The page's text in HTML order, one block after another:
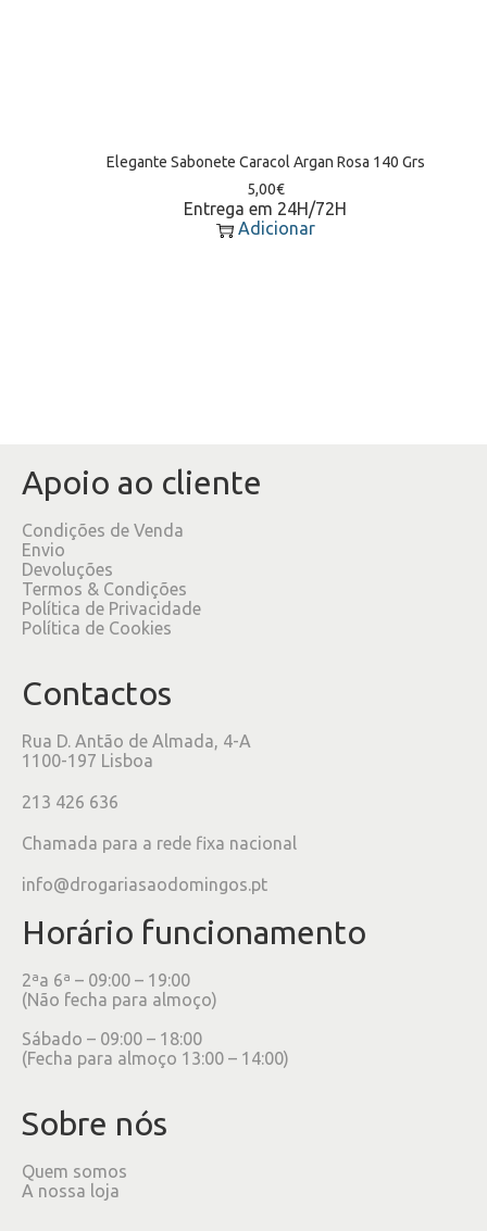
Elegante Sabonete Caracol Argan Rosa 140 Grs
5,00€
Entrega em 24H/72H
Adicionar
Apoio ao cliente
Condições de Venda
Envio
Devoluções
Termos & Condições
Política de Privacidade
Política de Cookies
Contactos
Rua D. Antão de Almada, 4-A
1100-197 Lisboa
213 426 636
Chamada para a rede fixa nacional
info@drogariasaodomingos.pt
Horário funcionamento
2ªa 6ª – 09:00 – 19:00
(Não fecha para almoço)
Sábado – 09:00 – 18:00
(Fecha para almoço 13:00 – 14:00)
Sobre nós
Quem somos
A nossa loja